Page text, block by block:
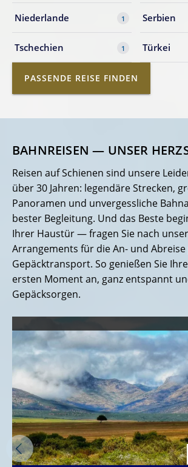
Niederlande 1 Serbien
Tschechien 1 Türkei
PASSENDE REISE FINDEN
BAHNREISEN — UNSER
Reisen auf Schienen sind unsere
über 30 Jahren: legendäre Strecken,
Panoramen und unvergessliche
bester Begleitung. Und das Beste
Ihrer Haustür — fragen Sie nach
Arrangements für die An- und
Gepäcktransport. So genießen Sie
ersten Moment an, ganz entspannt
Gepäcksorgen.